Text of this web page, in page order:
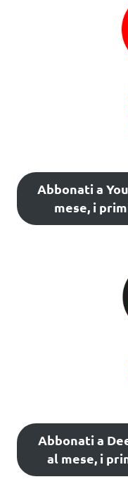
Abbonati a
mese, i
Abbonati a
al mese, i